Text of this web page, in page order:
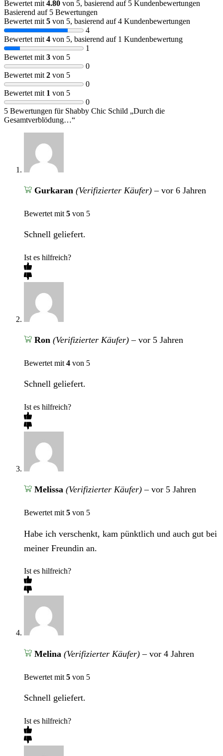
Bewertet mit 4.80 von 5, basierend auf 5 Kundenbewertungen
Basierend auf 5 Bewertungen
Bewertet mit 5 von 5, basierend auf4 Kundenbewertungen
4
Bewertet mit 4 von 5, basierend auf 1 Kundenbewertung
1
Bewertet mit 3 von 5
0
Bewertet mit 2 von 5
0
Bewertet mit 1 von 5
0
5 Bewertungen für Shabby Chic Schild „Durch die
Gesamtverblödung…“
Gurkaran (Verifizierter Käufer) – vor 6 Jahren
Bewertet mit 5 von 5
Schnell geliefert.
Ist es hilfreich?
Ron (Verifizierter Käufer) – vor 5 Jahren
Bewertet mit 4 von 5
Schnell geliefert.
Ist es hilfreich?
Melissa (Verifizierter Käufer) – vor 5 Jahren
Bewertet mit 5 von 5
Habe ich verschenkt, kam pünktlich und auch gut bei
meiner Freundin an.
Ist es hilfreich?
Melina (Verifizierter Käufer) – vor 4 Jahren
Bewertet mit 5 von 5
Schnell geliefert.
Ist es hilfreich?